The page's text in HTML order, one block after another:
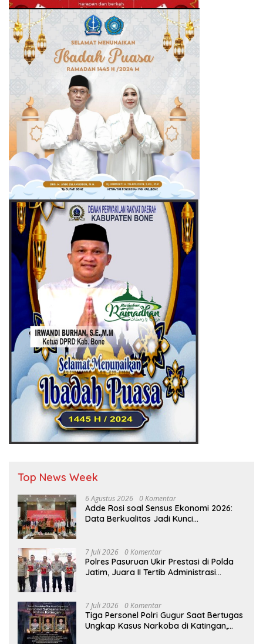
Top News Week
6 Agustus 2026 0 Komentar
Adde Rosi soal Sensus Ekonomi 2026:
Data Berkualitas Jadi Kunci
7 Juli 2026 0 Komentar
Polres Pasuruan Ukir Prestasi di Polda
Jatim, Juara II Tertib Administrasi
7 Juli 2026 0 Komentar
Tiga Personel Polri Gugur Saat Bertugas
Ungkap Kasus Narkoba di Katingan,